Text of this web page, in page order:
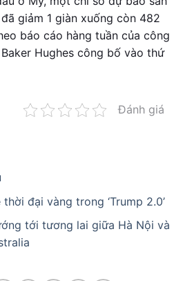
giảm 1 giàn xuống còn 482
báo cáo hàng tuần của công
Hughes công bố vào thứ
Đánh giá
đại vàng trong ‘Trump 2.0’
tới tương lai giữa Hà Nội và